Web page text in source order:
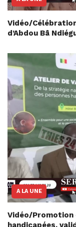
Vidéo/
d’Abdou Bâ
A LA UNE
Vidéo/